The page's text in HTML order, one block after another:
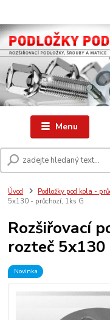
Menu
Úvod Podložky pod kola -
5x130 - průchozí, 1ks G
Rozšiřovací
rozteč
Novinka